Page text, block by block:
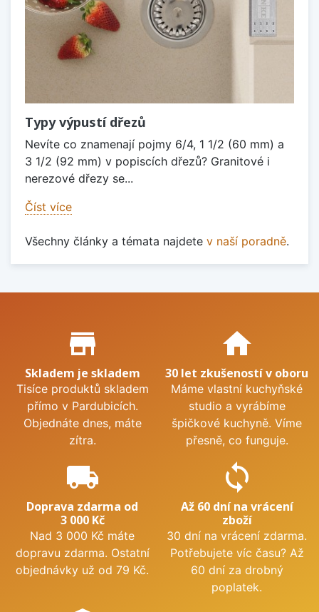
Typy výpustí dřezů
Nevíte co znamenají pojmy 6/4, 1 1/2 (60 mm) a
3 1/2 (92 mm) v popiscích dřezů? Granitové i
nerezové dřezy se...
Číst více
Všechny články a témata najdete v naší poradně.
Proč nakupovat u nás?
store_mall_directory
Skladem je skladem
Tisíce produktů skladem
přímo v Pardubicích.
Objednáte dnes, máte
zítra.
home
30 let zkušeností v oboru
Máme vlastní kuchyňské
studio a vyrábíme
špičkové kuchyně. Víme
přesně, co funguje.
local_shipping
Doprava zdarma od
3 000 Kč
Nad 3 000 Kč máte
dopravu zdarma. Ostatní
objednávky už od 79 Kč.
sync
Až 60 dní na vrácení
zboží
30 dní na vrácení zdarma.
Potřebujete víc času? Až
60 dní za drobný
poplatek.